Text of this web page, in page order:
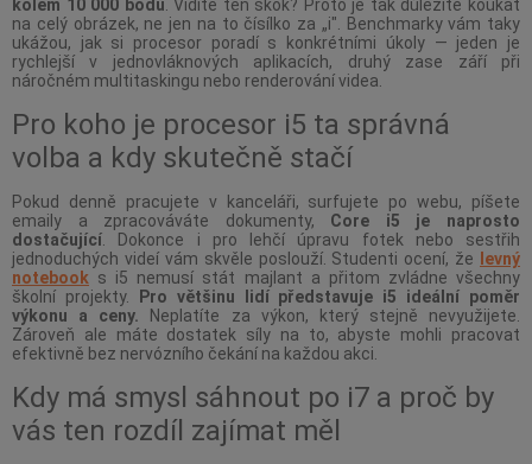
kolem 10 000 bodů. Vidíte ten skok? Proto je tak důležité koukat
na celý obrázek, ne jen na to čísílko za „i". Benchmarky vám taky
ukážou, jak si procesor poradí s konkrétními úkoly — jeden je
rychlejší v jednovláknových aplikacích, druhý zase září při
náročném multitaskingu nebo renderování videa.
Pro koho je procesor i5 ta správná
volba a kdy skutečně stačí
Pokud denně pracujete v kanceláři, surfujete po webu, píšete
emaily a zpracováváte dokumenty, Core i5 je naprosto
dostačující. Dokonce i pro lehčí úpravu fotek nebo sestřih
jednoduchých videí vám skvěle poslouží. Studenti ocení, že
levný
notebook s i5 nemusí stát majlant a přitom zvládne všechny
školní projekty.
Pro většinu lidí představuje i5 ideální poměr
výkonu a ceny. Neplatíte za výkon, který stejně nevyužijete.
Zároveň ale máte dostatek síly na to, abyste mohli pracovat
efektivně bez nervózního čekání na každou akci.
Kdy má smysl sáhnout po i7 a proč by
vás ten rozdíl zajímat měl